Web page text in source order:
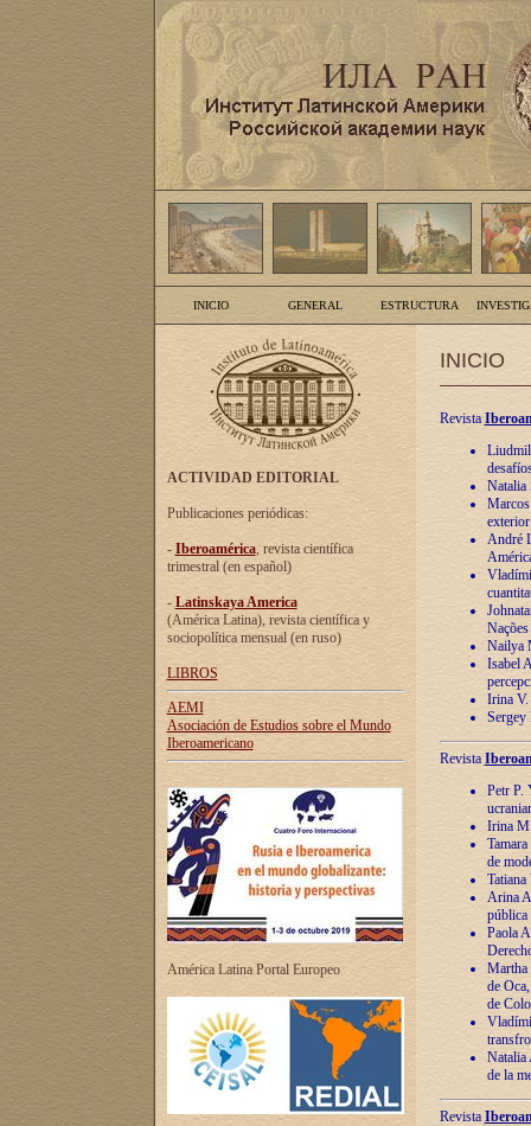
INICIO GENERAL ESTRUCTURA
ACTIVIDAD EDITORIAL
Publicaciones periódicas:
- Iberoamérica, revista científica
trimestral (en español)
- Latinskaya America
(América Latina), revista científica y
sociopolítica mensual (en ruso)
LIBROS
AEMI
Asociación de Estudios sobre el Mundo
Iberoamericano
América Latina Portal Europeo
INICIO
Revista
Natalia
André
Nailya
Isabel
Irina V.
Sergey
Revista
Petr P.
Irina
de
Arina
pública
Paola
Martha
de
de
Natalia
de la
Revista